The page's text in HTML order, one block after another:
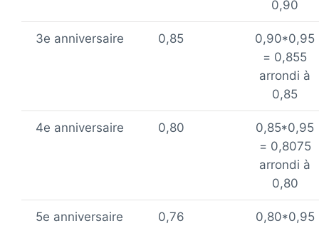
0,90
3e anniversaire 0,85
0,90*0,95
= 0,855
arrondi à
0,85
4e anniversaire 0,80
0,85*0,95
= 0,8075
arrondi à
0,80
5e anniversaire 0,76
0,80*0,95